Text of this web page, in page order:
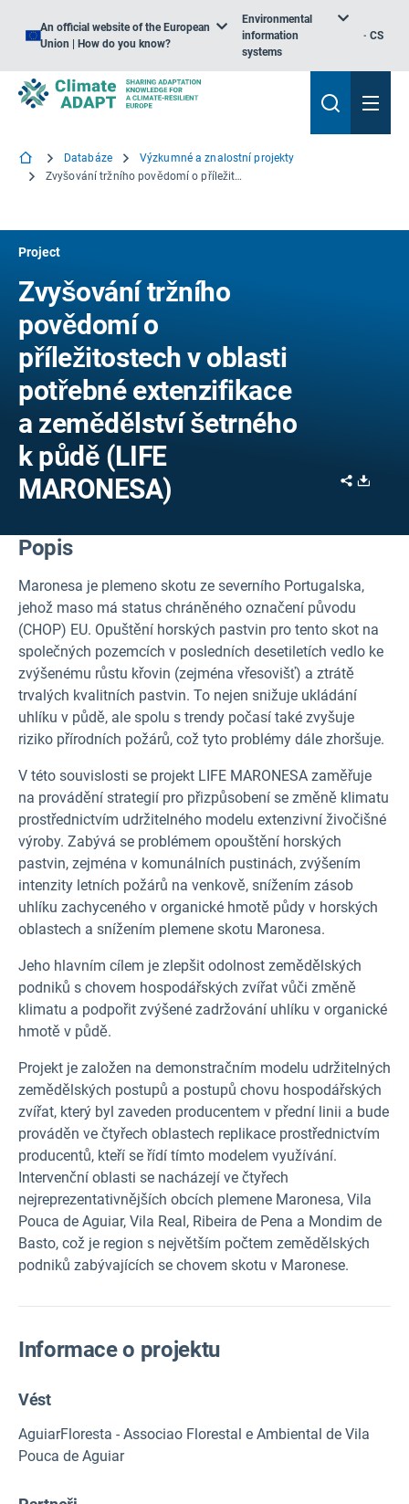
An official website of the European
Union | How do you know?
Environmental
information
systems
CS
Databáze
Výzkumné a znalostní projekty
Zvyšování tržního povědomí o příležitostech v oblasti potřebné extenzifikace a zemědělství šetrného k půdě
Project
Zvyšování tržního
povědomí o
příležitostech v oblasti
potřebné extenzifikace
a zemědělství šetrného
k půdě (LIFE
MARONESA)
Share
Popis
Maronesa je plemeno skotu ze severního Portugalska,
jehož maso má status chráněného označení původu
(CHOP) EU. Opuštění horských pastvin pro tento skot na
společných pozemcích v posledních desetiletích vedlo ke
zvýšenému růstu křovin (zejména vřesovišť) a ztrátě
trvalých kvalitních pastvin. To nejen snižuje ukládání
uhlíku v půdě, ale spolu s trendy počasí také zvyšuje
riziko přírodních požárů, což tyto problémy dále zhoršuje.
V této souvislosti se projekt LIFE MARONESA zaměřuje
na provádění strategií pro přizpůsobení se změně klimatu
prostřednictvím udržitelného modelu extenzivní živočišné
výroby. Zabývá se problémem opouštění horských
pastvin, zejména v komunálních pustinách, zvýšením
intenzity letních požárů na venkově, snížením zásob
uhlíku zachyceného v organické hmotě půdy v horských
oblastech a snížením plemene skotu Maronesa.
Jeho hlavním cílem je zlepšit odolnost zemědělských
podniků s chovem hospodářských zvířat vůči změně
klimatu a podpořit zvýšené zadržování uhlíku v organické
hmotě v půdě.
Projekt je založen na demonstračním modelu udržitelných
zemědělských postupů a postupů chovu hospodářských
zvířat, který byl zaveden producentem v přední linii a bude
prováděn ve čtyřech oblastech replikace prostřednictvím
producentů, kteří se řídí tímto modelem využívání.
Intervenční oblasti se nacházejí ve čtyřech
nejreprezentativnějších obcích plemene Maronesa, Vila
Pouca de Aguiar, Vila Real, Ribeira de Pena a Mondim de
Basto, což je region s největším počtem zemědělských
podniků zabývajících se chovem skotu v Maronese.
Informace o projektu
Vést
AguiarFloresta - Associao Florestal e Ambiental de Vila
Pouca de Aguiar